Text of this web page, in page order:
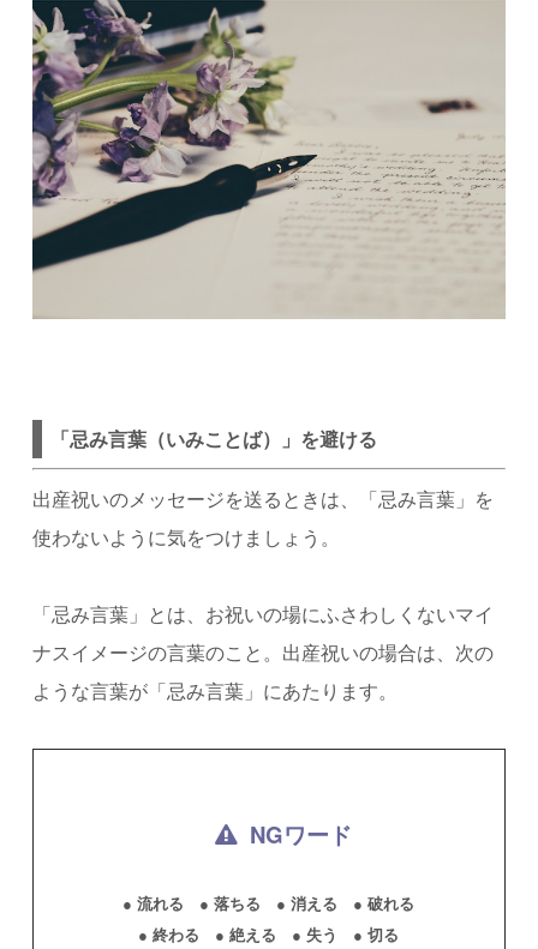
「忌み言葉（いみことば）」を避ける
出産祝いのメッセージを送るときは、「忌み言葉」を
使わないように気をつけましょう。
「忌み言葉」とは、お祝いの場にふさわしくないマイ
ナスイメージの言葉のこと。出産祝いの場合は、次の
ような言葉が「忌み言葉」にあたります。
NGワード
● 流れる ● 落ちる ● 消える ● 破れる
● 終わる ● 絶える ● 失う ● 切る